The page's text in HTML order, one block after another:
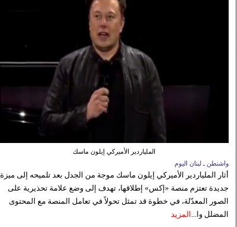
الملياردير الأميركي إيلون ماسك
واشنطن ـ لبنان اليوم
أثار الملياردير الأميركي إيلون ماسك موجة من الجدل بعد تلميحه إلى ميزة
جديدة تعتزم منصة «إكس» إطلاقها، تهدف إلى وضع علامة تحذيرية على
الصور المعدّلة، في خطوة قد تمثل تحولاً في تعامل المنصة مع المحتوى
المضلل وا... المزيد